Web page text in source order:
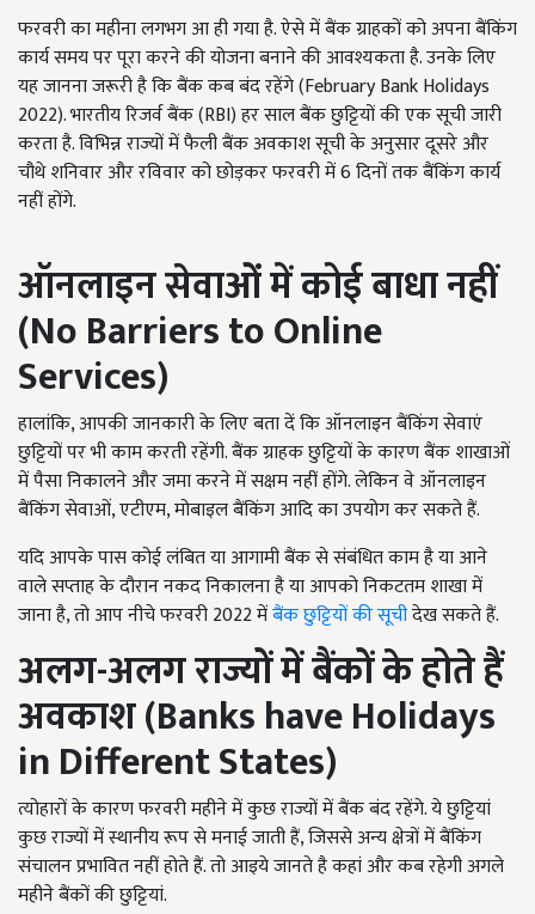
फरवरी का महीना लगभग आ ही गया है. ऐसे में बैंक ग्राहकों को अपना बैंकिंग
कार्य समय पर पूरा करने की योजना बनाने की आवश्यकता है. उनके लिए
यह जानना जरूरी है कि बैंक कब बंद रहेंगे (February Bank Holidays
2022). भारतीय रिजर्व बैंक (RBI) हर साल बैंक छुट्टियों की एक सूची जारी
करता है. विभिन्न राज्यों में फैली बैंक अवकाश सूची के अनुसार दूसरे और
चौथे शनिवार और रविवार को छोड़कर फरवरी में 6 दिनों तक बैंकिंग कार्य
नहीं होंगे.
ऑनलाइन सेवाओं में कोई बाधा नहीं
(No Barriers to Online
Services)
हालांकि, आपकी जानकारी के लिए बता दें कि ऑनलाइन बैंकिंग सेवाएं
छुट्टियों पर भी काम करती रहेंगी. बैंक ग्राहक छुट्टियों के कारण बैंक शाखाओं
में पैसा निकालने और जमा करने में सक्षम नहीं होंगे. लेकिन वे ऑनलाइन
बैंकिंग सेवाओं, एटीएम, मोबाइल बैंकिंग आदि का उपयोग कर सकते हैं.
यदि आपके पास कोई लंबित या आगामी बैंक से संबंधित काम है या आने
वाले सप्ताह के दौरान नकद निकालना है या आपको निकटतम शाखा में
जाना है, तो आप नीचे फरवरी 2022 मेंबैंक छुट्टियों की सूचीदेख सकते हैं.
अलग-अलग राज्यों में बैंकों के होते हैं
अवकाश (Banks have Holidays
in Different States)
त्योहारों के कारण फरवरी महीने में कुछ राज्यों में बैंक बंद रहेंगे. ये छुट्टियां
कुछ राज्यों में स्थानीय रूप से मनाई जाती हैं, जिससे अन्य क्षेत्रों में बैंकिंग
संचालन प्रभावित नहीं होते हैं. तो आइये जानते है कहां और कब रहेगी अगले
महीने बैंकों की छुट्टियां.